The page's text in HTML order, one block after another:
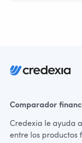
Comparador
Credexia le ayuda
entre los productos